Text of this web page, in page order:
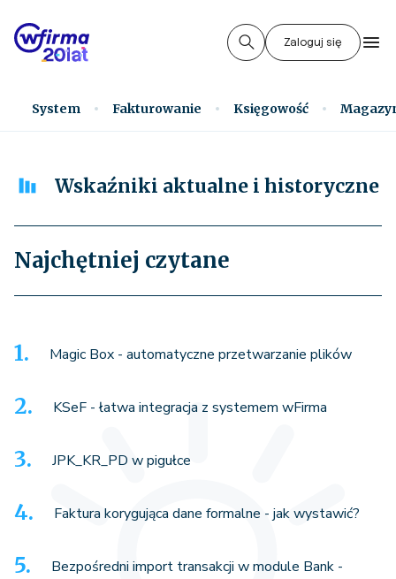
Zaloguj się
System Fakturowanie Księgowość
Wskaźniki aktualne i historyczne
Najchętniej czytane
Magic Box - automatyczne przetwarzanie plików
KSeF - łatwa integracja z systemem wFirma
JPK_KR_PD w pigułce
Faktura korygująca dane formalne - jak wystawić?
Bezpośredni import transakcji w module Bank -